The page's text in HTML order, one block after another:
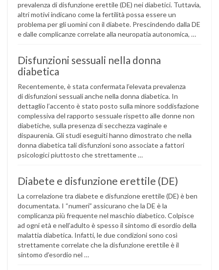
prevalenza di disfunzione erettile (DE) nei diabetici. Tuttavia,
altri motivi indicano come la fertilità possa essere un
problema per gli uomini con il diabete. Prescindendo dalla DE
e dalle complicanze correlate alla neuropatia autonomica, …
Disfunzioni sessuali nella donna
diabetica
Recentemente, è stata confermata l’elevata prevalenza
di disfunzioni sessuali anche nella donna diabetica. In
dettaglio l’accento è stato posto sulla minore soddisfazione
complessiva del rapporto sessuale rispetto alle donne non
diabetiche, sulla presenza di secchezza vaginale e
dispaurenia. Gli studi eseguiti hanno dimostrato che nella
donna diabetica tali disfunzioni sono associate a fattori
psicologici piuttosto che strettamente …
Diabete e disfunzione erettile (DE)
La correlazione tra diabete e disfunzione erettile (DE) è ben
documentata. I “numeri” assicurano che la DE è la
complicanza più frequente nel maschio diabetico. Colpisce
ad ogni età e nell’adulto è spesso il sintomo di esordio della
malattia diabetica. Infatti, le due condizioni sono così
strettamente correlate che la disfunzione erettile è il
sintomo d’esordio nel …